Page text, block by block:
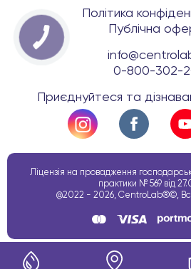
Політика
Публічна
0-800-302-
Приєднуйтеся та
Ліцензія на провадження
практики № 569 від
@2022 - 2026, CentroLab®©,